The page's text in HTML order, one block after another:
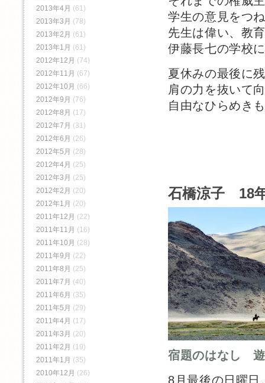
学生の意見をつ
先生は偉い、教
伊藤長七の学校
夏休みの最後に
肩の力を抜いて
自由なひらめき
石橋涼子 18
宿題のはなし
8月最後の日曜日
2013年4月 (61)
2013年3月 (78)
2013年2月 (61)
2013年1月 (61)
2012年12月 (74)
2012年11月 (67)
2012年10月 (66)
2012年9月 (76)
2012年8月 (17)
2012年7月 (31)
2012年6月 (26)
2012年5月 (28)
2012年4月 (25)
2012年3月 (25)
2012年2月 (20)
2012年1月 (20)
2011年12月 (22)
2011年11月 (16)
2011年10月 (28)
2011年9月 (22)
2011年8月 (25)
2011年7月 (40)
2011年6月 (35)
2011年5月 (29)
2011年4月 (17)
2011年3月 (20)
2011年2月 (19)
2011年1月 (35)
2010年12月 (26)